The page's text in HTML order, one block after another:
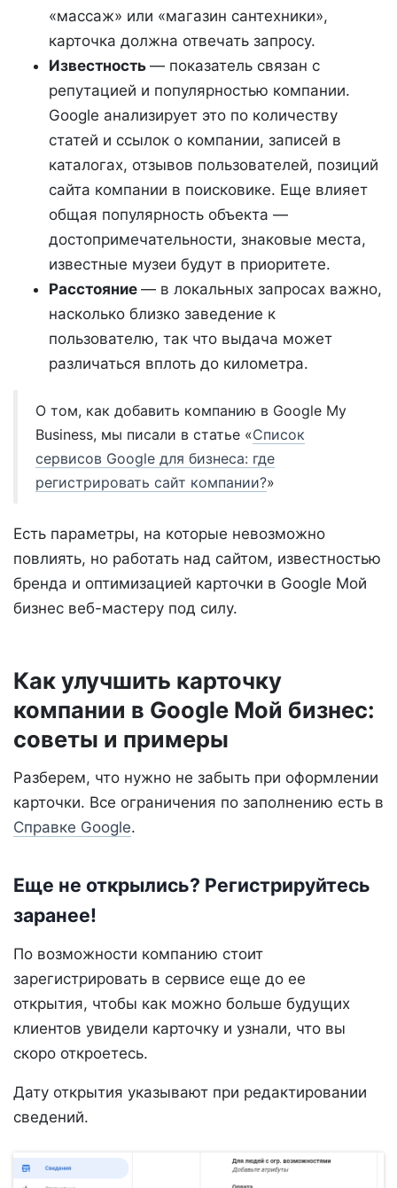
«массаж» или «магазин сантехники»,
карточка должна отвечать запросу.
Известность — показатель связан с
репутацией и популярностью компании.
Google анализирует это по количеству
статей и ссылок о компании, записей в
каталогах, отзывов пользователей, позиций
сайта компании в поисковике. Еще влияет
общая популярность объекта —
достопримечательности, знаковые места,
известные музеи будут в приоритете.
Расстояние — в локальных запросах важно,
насколько близко заведение к
пользователю, так что выдача может
различаться вплоть до километра.
О том, как добавить компанию в Google My
Business, мы писали в статье «Список
сервисов Google для бизнеса: где
регистрировать сайт компании?»
Есть параметры, на которые невозможно
повлиять, но работать над сайтом, известностью
бренда и оптимизацией карточки в Google Мой
бизнес веб-мастеру под силу.
Как улучшить карточку
компании в Google Мой бизнес:
советы и примеры
Разберем, что нужно не забыть при оформлении
карточки. Все ограничения по заполнению есть в
Справке Google.
Еще не открылись? Регистрируйтесь
заранее!
По возможности компанию стоит
зарегистрировать в сервисе еще до ее
открытия, чтобы как можно больше будущих
клиентов увидели карточку и узнали, что вы
скоро откроетесь.
Дату открытия указывают при редактировании
сведений.